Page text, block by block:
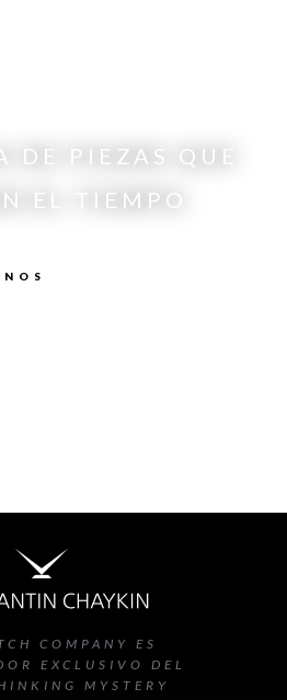
DE PIEZAS QUE
EL TIEMPO
COMPANY ES
EXCLUSIVO DEL
MYSTERY